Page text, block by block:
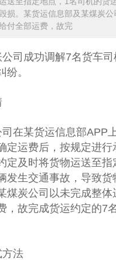
损。某货运信息部及某煤炭公
付全部运费，故完
司 成功调解7名货车
纷。
在某货运信息部APP
定运费后，按规定进行
定及时将货物运送至指
发生交通事故，导致货
煤炭公司以未完成整体
，故完成货运约定的7
方法